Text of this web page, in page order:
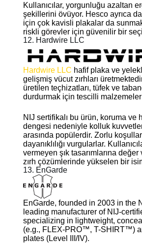
Kullanıcılar, yorgunluğu azaltan
şekillerini övüyor. Hesco ayrıca
için çok kavisli plakalar da
riskli görevler için güvenilir bir
12. Hardwire LLC
Hardwire LLC hafif plaka ve
gelişmiş vücut zırhları
üretilen teçhizatları, tüfek ve
durdurmak için tescilli malzemeler
NIJ sertifikalı bu ürün, koruma ve
dengesi nedeniyle kolluk
arasında popülerdir. Zorlu
dayanıklılığı vurgularlar.
vermeyen şık tasarımlarına değer
zırh çözümlerinde yükselen bir
13. EnGarde
EnGarde, founded in 2003 in the
leading manufacturer of NIJ-
specializing in lightweight,
(e.g., FLEX-PRO™, T-SHIRT™)
plates (Level III/IV).